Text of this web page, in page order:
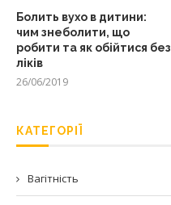
Болить вухо в дитини:
чим знеболити, що
робити та як обійтися без
ліків
26/06/2019
КАТЕГОРІЇ
Вагітність